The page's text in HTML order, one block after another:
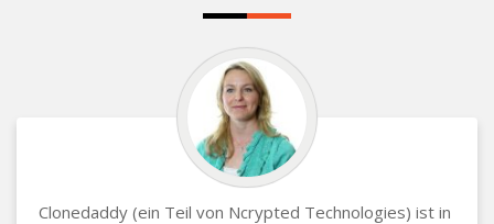
Clonedaddy (ein Teil von Ncrypted Technologies) ist in